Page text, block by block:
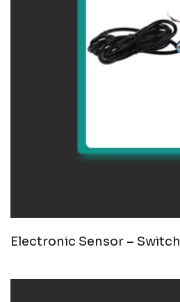
Electronic Sensor – Switch